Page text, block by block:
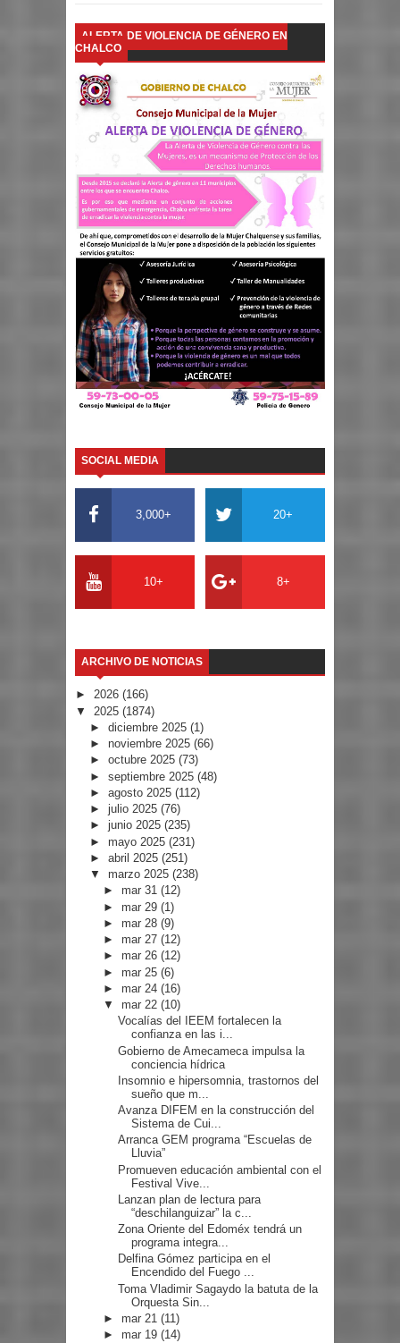
ALERTA DE VIOLENCIA DE GÉNERO EN
CHALCO
SOCIAL MEDIA
3,000+ 20+
10+ 8+
ARCHIVO DE NOTICIAS
► 2026 (166)
▼ 2025 (1874)
► diciembre 2025 (1)
► noviembre 2025 (66)
► octubre 2025 (73)
► septiembre 2025 (48)
► agosto 2025 (112)
► julio 2025 (76)
► junio 2025 (235)
► mayo 2025 (231)
► abril 2025 (251)
▼ marzo 2025 (238)
► mar 31(12)
► mar 29(1)
► mar 28(9)
► mar 27(12)
► mar 26(12)
► mar 25(6)
► mar 24(16)
▼ mar 22(10)
Vocalías del IEEM fortalecen la
confianza en las i...
Gobierno de Amecameca impulsa la
conciencia hídrica
Insomnio e hipersomnia, trastornos del
sueño que m...
Avanza DIFEM en la construcción del
Sistema de Cui...
Arranca GEM programa “Escuelas de
Lluvia”
Promueven educación ambiental con el
Festival Vive...
Lanzan plan de lectura para
“deschilanguizar” la c...
Zona Oriente del Edoméx tendrá un
programa integra...
Delfina Gómez participa en el
Encendido del Fuego ...
Toma Vladimir Sagaydo la batuta de la
Orquesta Sin...
► mar 21(11)
► mar 19(14)